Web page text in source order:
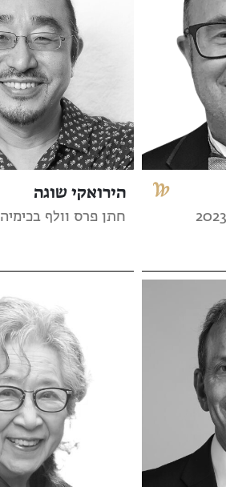
הירואקי שוגה
חתן פרס וולף בכימיה 2023